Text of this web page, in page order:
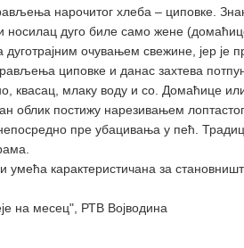
нарочитог хлеба – циповке.
носилац дуго биле само жене
очувањем свежине, јер је
циповке и данас захтева
квасац, млаку воду и со. Домаћице или
облик постижу нарезивањем
пре убацивања у пећ.
карактеристичана за
на месец", РТВ Војводина